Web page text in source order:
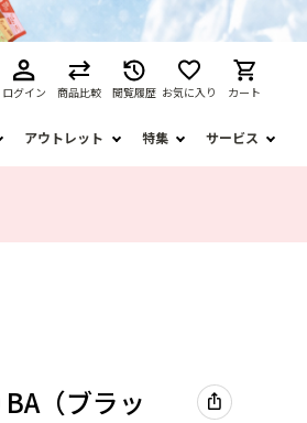
ログイン 商品比較 閲覧履歴 お気に入り カート
アウトレット 特集 サービス
（ブラッ